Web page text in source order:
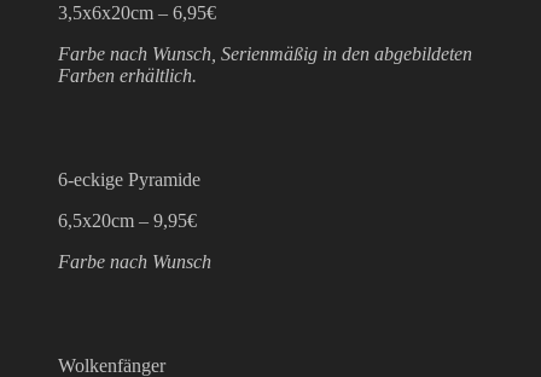
3,5x6x20cm – 6,95€
Farbe nach Wunsch, Serienmäßig in den abgebildeten
Farben erhältlich.
6-eckige Pyramide
6,5x20cm – 9,95€
Farbe nach Wunsch
Wolkenfänger